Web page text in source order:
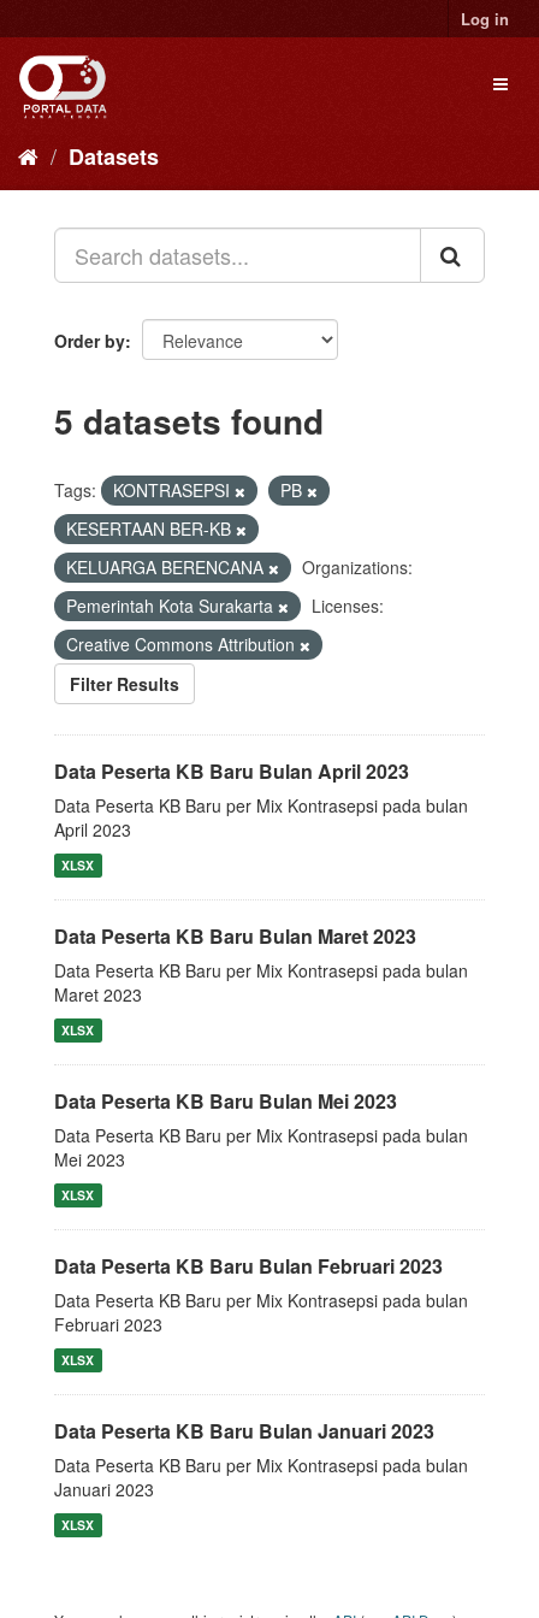
to
content
Log in
Datasets
Order by
5 datasets found
Tags: KONTRASEPSI
PB
KESERTAAN BER-KB
KELUARGA BERENCANA
Organizations:
Pemerintah Kota Surakarta
Licenses:
Creative Commons Attribution
Filter Results
Data Peserta KB Baru Bulan April 2023
Data Peserta KB Baru per Mix Kontrasepsi pada bulan
April 2023
XLSX
Data Peserta KB Baru Bulan Maret 2023
Data Peserta KB Baru per Mix Kontrasepsi pada bulan
Maret 2023
XLSX
Data Peserta KB Baru Bulan Mei 2023
Data Peserta KB Baru per Mix Kontrasepsi pada bulan
Mei 2023
XLSX
Data Peserta KB Baru Bulan Februari 2023
Data Peserta KB Baru per Mix Kontrasepsi pada bulan
Februari 2023
XLSX
Data Peserta KB Baru Bulan Januari 2023
Data Peserta KB Baru per Mix Kontrasepsi pada bulan
Januari 2023
XLSX